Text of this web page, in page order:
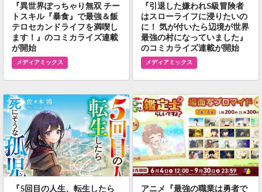
『異世界ぽっちゃり無双 チー
トスキル『暴食』で最強＆飯
テロセカンドライフを満喫し
ます！』のコミカライズ連載
が開始
メディアミックス
『引退した嫌われS級冒険者
はスローライフに浸りたいの
に！ 気が付いたら辺境が世界
最強の村になっていました』
のコミカライズ連載が開始
メディアミックス
『5回目の人生、転生したら
アニメ『最強の職業は勇者で